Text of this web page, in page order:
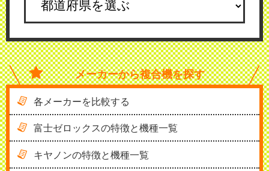
メーカーから複合機を探す
各メーカーを比較する
富士ゼロックスの特徴と機種一覧
キヤノンの特徴と機種一覧